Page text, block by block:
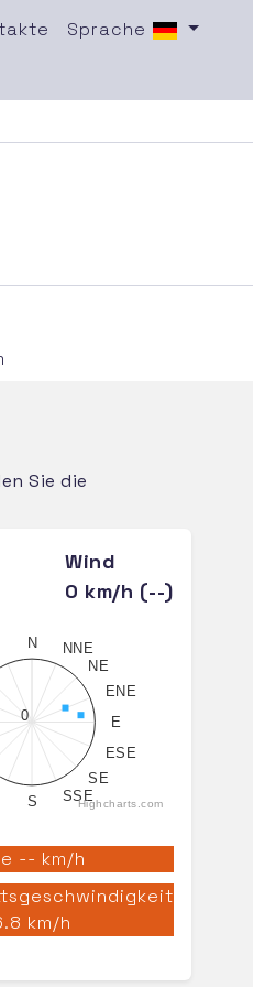
Sprache
Sie die
Wind
0 km/h (--)
N
NNE
NE
ENE
E
ESE
SE
SSE
S
0
Highcharts.com
-- km/h
km/h